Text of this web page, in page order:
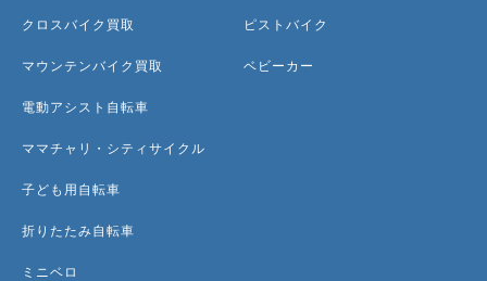
クロスバイク買取
マウンテンバイク買取
電動アシスト自転車
ママチャリ・シティサイクル
子ども用自転車
折りたたみ自転車
ミニベロ
ピストバイク
ベビーカー